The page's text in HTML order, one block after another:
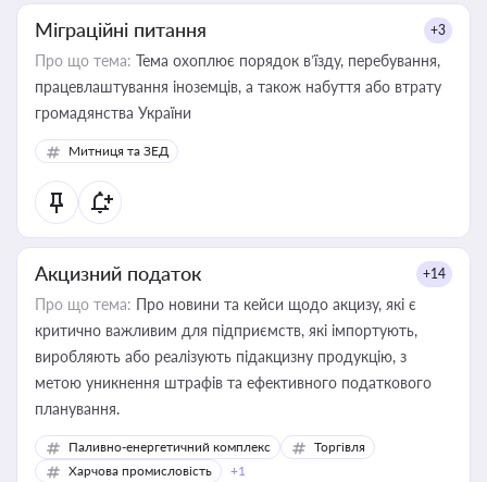
Міграційні питання +3
Про що тема: Тема охоплює порядок в’їзду, перебування,
працевлаштування іноземців, а також набуття або втрату
громадянства України
Митниця та ЗЕД
Акцизний податок +14
Про що тема: Про новини та кейси щодо акцизу, які є
критично важливим для підприємств, які імпортують,
виробляють або реалізують підакцизну продукцію, з
метою уникнення штрафів та ефективного податкового
планування.
Паливно-енергетичний комплекс
Торгівля
Харчова промисловість
+1